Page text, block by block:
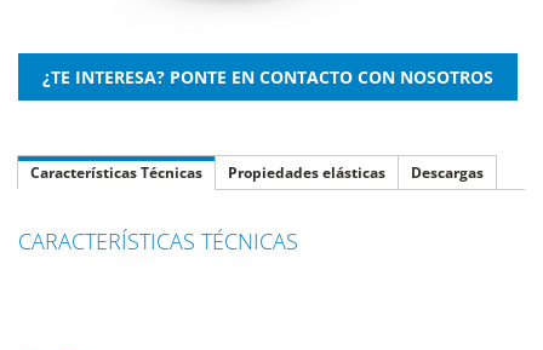
Características Técnicas Propiedades elásticas Descargas
CARACTERÍSTICAS TÉCNICAS